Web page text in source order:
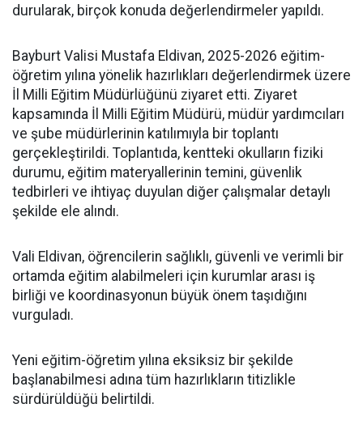
durularak, birçok konuda değerlendirmeler yapıldı.
Bayburt Valisi Mustafa Eldivan, 2025-2026 eğitim-
öğretim yılına yönelik hazırlıkları değerlendirmek üzere
İl Milli Eğitim Müdürlüğünü ziyaret etti. Ziyaret
kapsamında İl Milli Eğitim Müdürü, müdür yardımcıları
ve şube müdürlerinin katılımıyla bir toplantı
gerçekleştirildi. Toplantıda, kentteki okulların fiziki
durumu, eğitim materyallerinin temini, güvenlik
tedbirleri ve ihtiyaç duyulan diğer çalışmalar detaylı
şekilde ele alındı.
Vali Eldivan, öğrencilerin sağlıklı, güvenli ve verimli bir
ortamda eğitim alabilmeleri için kurumlar arası iş
birliği ve koordinasyonun büyük önem taşıdığını
vurguladı.
Yeni eğitim-öğretim yılına eksiksiz bir şekilde
başlanabilmesi adına tüm hazırlıkların titizlikle
sürdürüldüğü belirtildi.